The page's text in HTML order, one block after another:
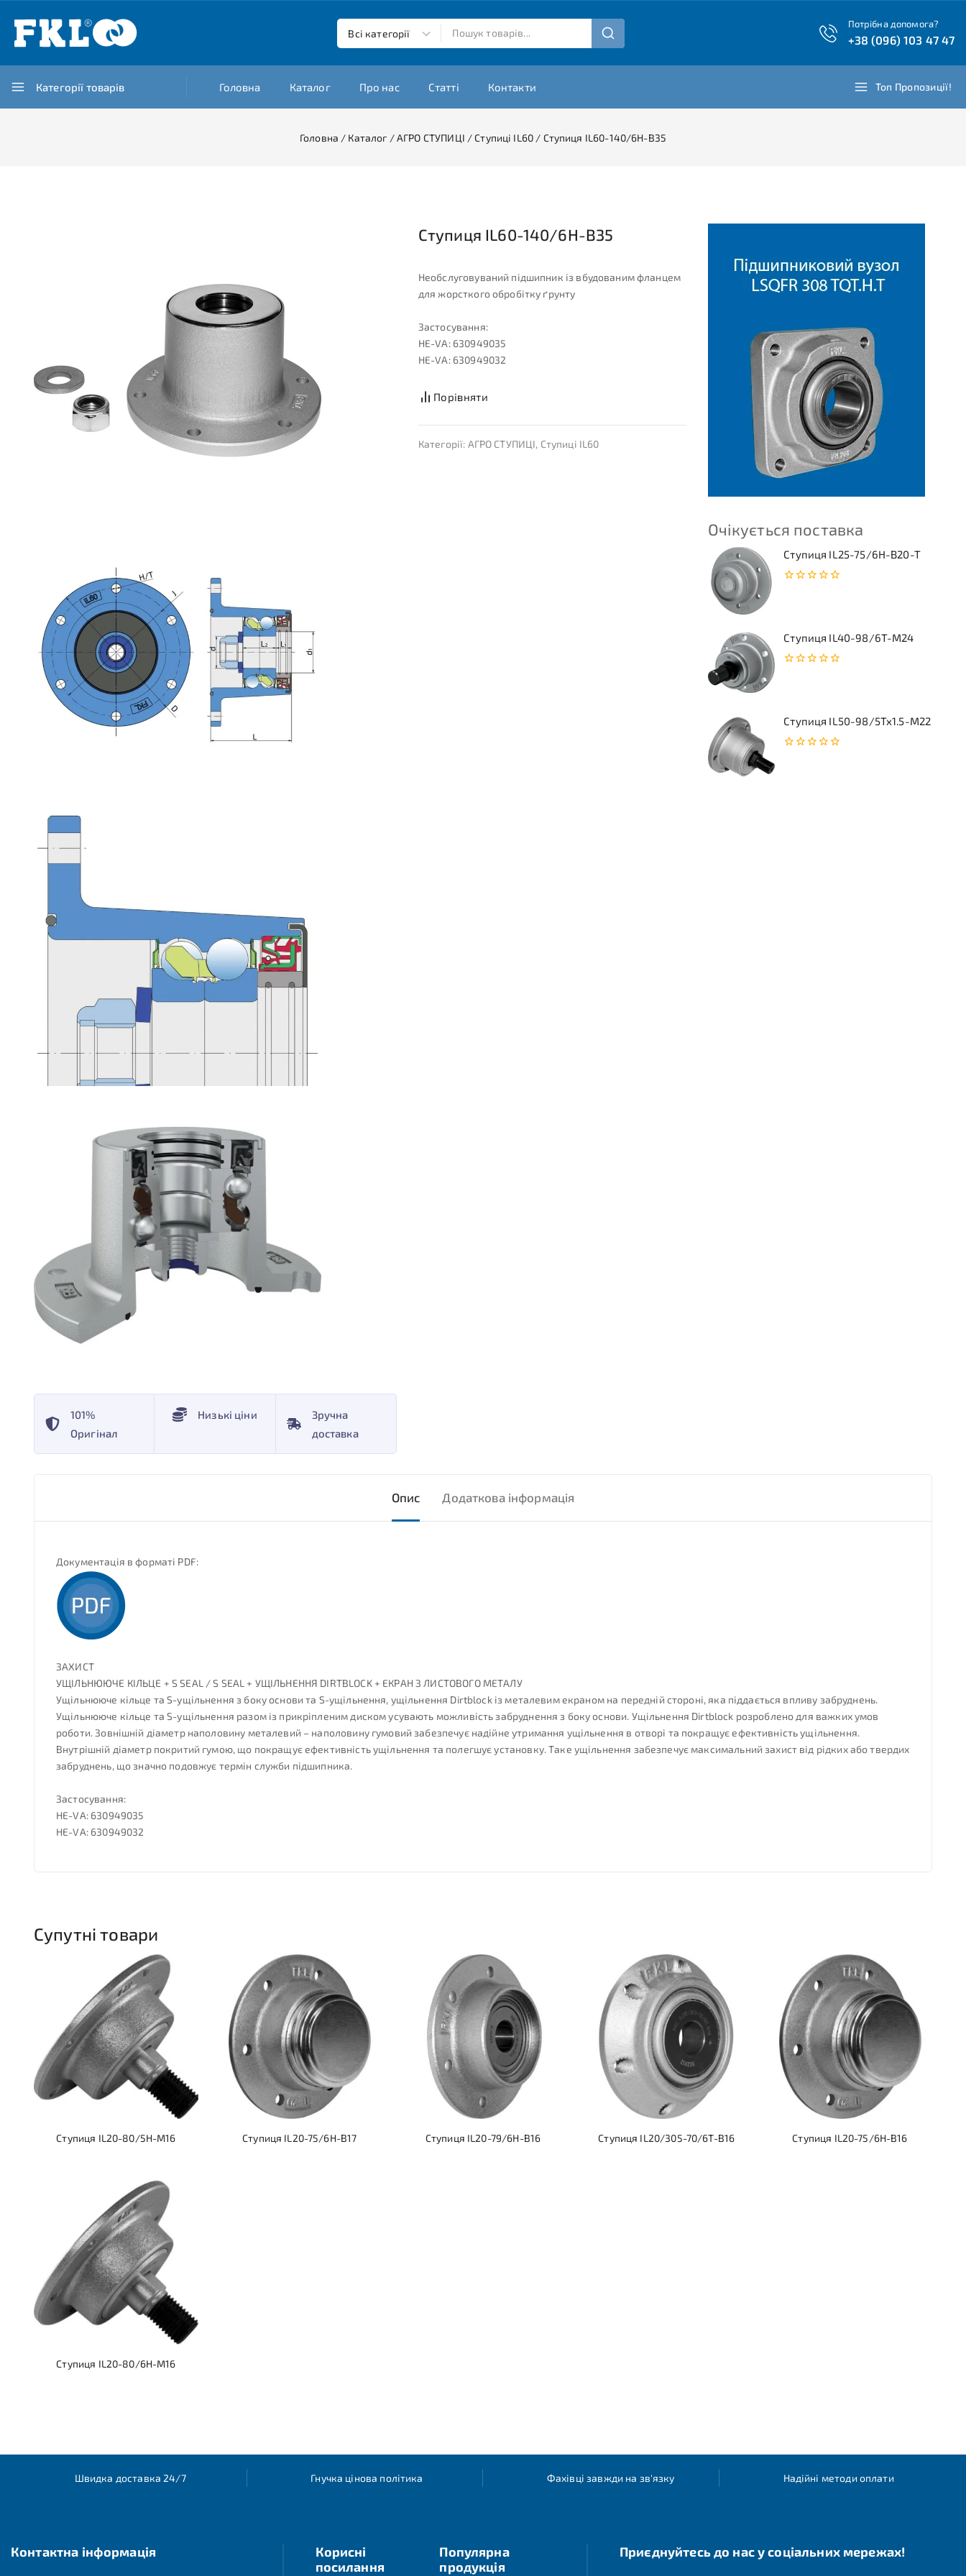
Потрібна допомога?
+38 (096) 103 47 47
Категорії товарів Головна Каталог Про нас Статті Контакти Топ Пропозиції!
Головна / Каталог /АГРО СТУПИЦІ /Ступиці IL60 / Ступиця IL60-140/6H-B35
Очікується поставка
Ступиця IL25-75/6H-B20-T
Ступиця IL40-98/6T-M24
Ступиця IL50-98/5Tx1.5-M22
101%
Оригінал
Низькі ціни
Зручна
доставка
Ступиця IL60-140/6H-B35
Необслуговуваний підшипник із вбудованим фланцем
для жорсткого обробітку ґрунту
Застосування:
HE-VA: 630949035
HE-VA: 630949032
Порівняти
Категорії: АГРО СТУПИЦІ, Ступиці IL60
Опис Додаткова інформація
Документація в форматі PDF:
ЗАХИСТ
УЩІЛЬНЮЮЧЕ КІЛЬЦЕ + S SEAL / S SEAL + УЩІЛЬНЕННЯ DIRTBLOCK + ЕКРАН З ЛИСТОВОГО МЕТАЛУ
Ущільнююче кільце та S-ущільнення з боку основи та S-ущільнення, ущільнення Dirtblock із металевим екраном на передній стороні, яка піддається впливу забруднень.
Ущільнююче кільце та S-ущільнення разом із прикріпленим диском усувають можливість забруднення з боку основи. Ущільнення Dirtblock розроблено для важких умов
роботи. Зовнішній діаметр наполовину металевий – наполовину гумовий забезпечує надійне утримання ущільнення в отворі та покращує ефективність ущільнення.
Внутрішній діаметр покритий гумою, що покращує ефективність ущільнення та полегшує установку. Таке ущільнення забезпечує максимальний захист від рідких або твердих
забруднень, що значно подовжує термін служби підшипника.
Застосування:
HE-VA: 630949035
HE-VA: 630949032
Супутні товари
Ступиця IL20-80/5H-M16 Ступиця IL20-75/6H-B17 Ступиця IL20-79/6H-B16 Ступиця IL20/305-70/6T-B16 Ступиця IL20-75/6H-B16
Ступиця IL20-80/6H-M16
Швидка доставка 24/7 Гнучка цінова політика Фахівці завжди на зв'язку Надійні методи оплати
Контактна інформація
Корисні
посилання
Популярна
продукція
Приєднуйтесь до нас у соціальних мережах!